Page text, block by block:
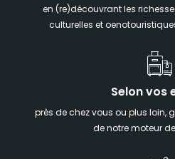
en (re)découvrant les
culturelles et
Selon vos
près de chez vous ou plus loin,
de notre moteur